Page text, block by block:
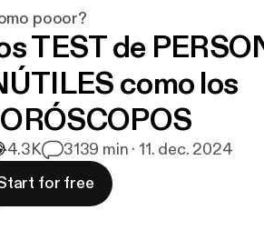
pooor?
TEST de
como los
4.3K 3139 min · 11. dec. 2024
for free